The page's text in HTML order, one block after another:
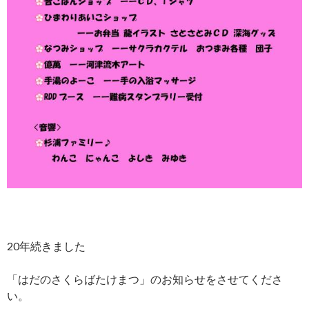
20年続きました
「はだのさくらばたけまつ」のお知らせをさせてくださ
い。